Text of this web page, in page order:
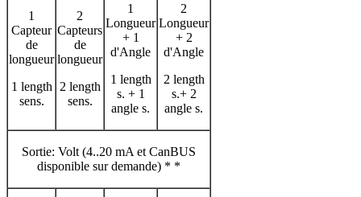
1
Capteur
de
longueur
1 length
sens.
2
Capteurs
de
longueur
2 length
sens.
1
Longueur
+ 1
d'Angle
1 length
s. + 1
angle s.
2
Longueur
+ 2
d'Angle
2 length
s.+ 2
angle s.
Sortie: Volt (4..20 mA et CanBUS
disponible sur demande) * *